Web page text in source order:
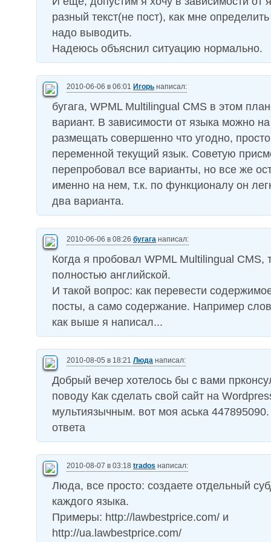
разный текст(не пост), как мне
надо выводить.
Надеюсь объяснил ситуацию нормально.
2010-06-06 в 06:01 Игорь написал:
бугага, WPML Multilingual CMS в этом
вариант. В зависимости от языка можно
размещать совершенно что угодно,
переменной текущий язык. Советую
перепробовал все варианты, но все же
именно на нем, т.к. по функционалу он
два варианта.
2010-06-06 в 08:26 бугага написал:
Когда я пробовал WPML Multilingual CMS,
полностью английской.
И такой вопрос: как перевести
посты, а само содержание. Например
как выше я написал...
2010-08-05 в 18:21 Люда написал:
Добрый вечер хотелось бы с вами
поводу Как сделать свой сайт на
мультиязычным. вот моя аська
ответа
2010-08-07 в 03:18 trados написал:
Люда, все просто: создаете отдельный
каждого языка.
Примеры: http://lawbestprice.com/ и
http://ua.lawbestprice.com/